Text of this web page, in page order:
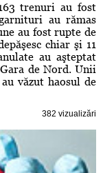
trenuri au fost
au rămas
au fost rupte de
chiar şi 11
au aşteptat
de Nord. Unii
văzut haosul de
382 vizualizări